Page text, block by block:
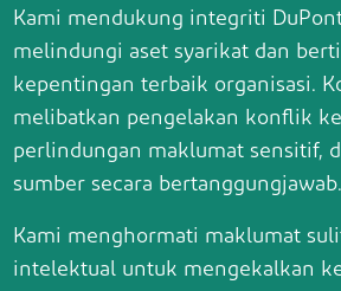
Kami mendukung integriti
melindungi aset syarikat dan
kepentingan terbaik organisasi.
melibatkan pengelakan konflik
perlindungan maklumat sensitif,
sumber secara bertanggungjawab.
Kami menghormati maklumat
intelektual untuk mengekalkan